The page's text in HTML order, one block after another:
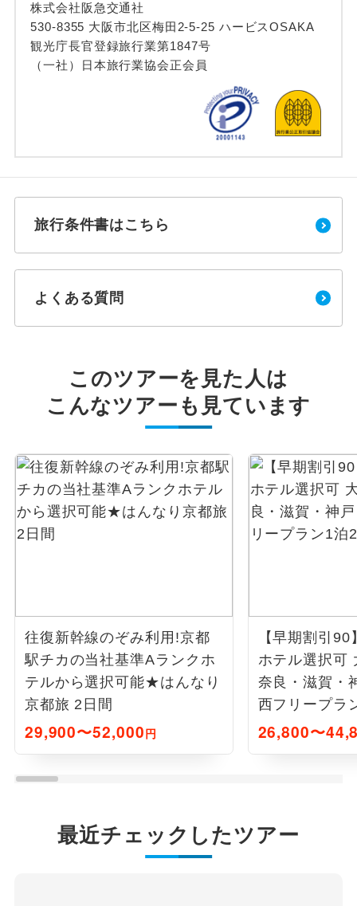
株式会社阪急交通社
530-8355 大阪市北区梅田2-5-25 ハービスOSAKA
観光庁長官登録旅行業第1847号
（一社）日本旅行業協会正会員
旅行条件書はこちら
よくある質問
このツアーを見た人は
こんなツアーも見ています
往復新幹線のぞみ利用!京都
駅チカの当社基準Aランクホ
テルから選択可能★はんなり
京都旅 2日間
29,900〜52,000円
【早期割引
ホテル選択可
奈良・滋賀・
西フリープラ
26,800〜
最近チェックしたツアー